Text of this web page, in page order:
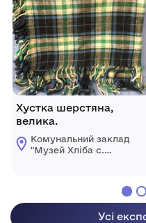
Хустка шерстяна,
велика.
Комунальний заклад
"Музей Хліба с.
Усі